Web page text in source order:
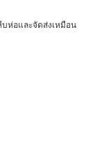
ห่อและจัดส่งเหมือน